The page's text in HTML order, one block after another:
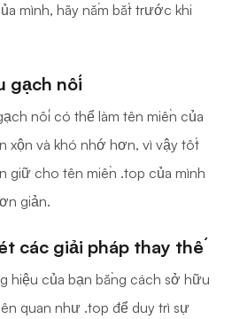
mình, hãy nắm bắt trước khi
gạch nối
nối có thể làm tên miền của
xộn và khó nhớ hơn, vì vậy tốt
giữ cho tên miền .top của mình
giản.
các giải pháp thay thế
hiệu của bạn bằng cách sở hữu
quan như .top để duy trì sự